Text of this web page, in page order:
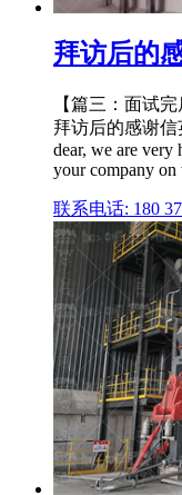
拜访后的
【篇三：面试
拜访后的感谢信
dear, we are very
your company on
联系电话: 180